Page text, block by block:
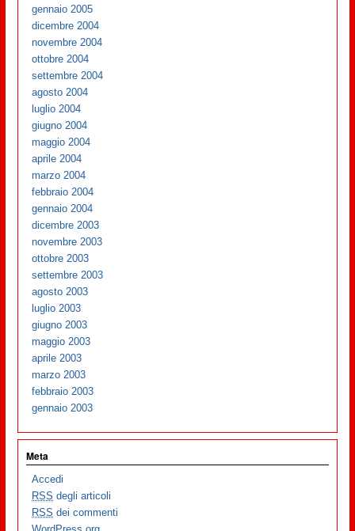
gennaio 2005
dicembre 2004
novembre 2004
ottobre 2004
settembre 2004
agosto 2004
luglio 2004
giugno 2004
maggio 2004
aprile 2004
marzo 2004
febbraio 2004
gennaio 2004
dicembre 2003
novembre 2003
ottobre 2003
settembre 2003
agosto 2003
luglio 2003
giugno 2003
maggio 2003
aprile 2003
marzo 2003
febbraio 2003
gennaio 2003
Meta
Accedi
RSS degli articoli
RSS dei commenti